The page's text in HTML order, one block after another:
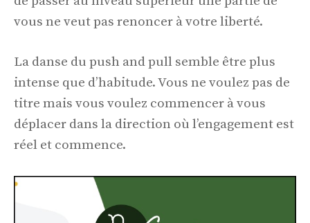
vous ne veut pas renoncer à votre liberté.
La danse du push and pull semble être plus
intense que d’habitude. Vous ne voulez pas de
titre mais vous voulez commencer à vous
déplacer dans la direction où l’engagement est
réel et commence.